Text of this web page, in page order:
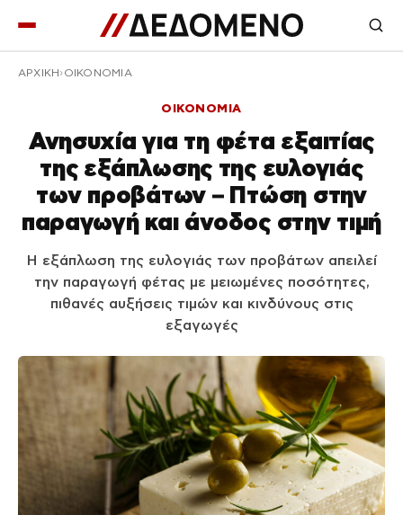
ΑΡΧΙΚΉ ΟΙΚΟΝΟΜΙΑ
ΟΙΚΟΝΟΜΙΑ
Ανησυχία για τη φέτα εξαιτίας
της εξάπλωσης της ευλογιάς
των προβάτων – Πτώση στην
παραγωγή και άνοδος στην τιμή
Η εξάπλωση της ευλογιάς των προβάτων απειλεί
την παραγωγή φέτας με μειωμένες ποσότητες,
πιθανές αυξήσεις τιμών και κινδύνους στις
εξαγωγές